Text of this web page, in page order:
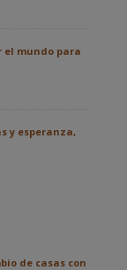
el mundo para
y esperanza,
de casas con